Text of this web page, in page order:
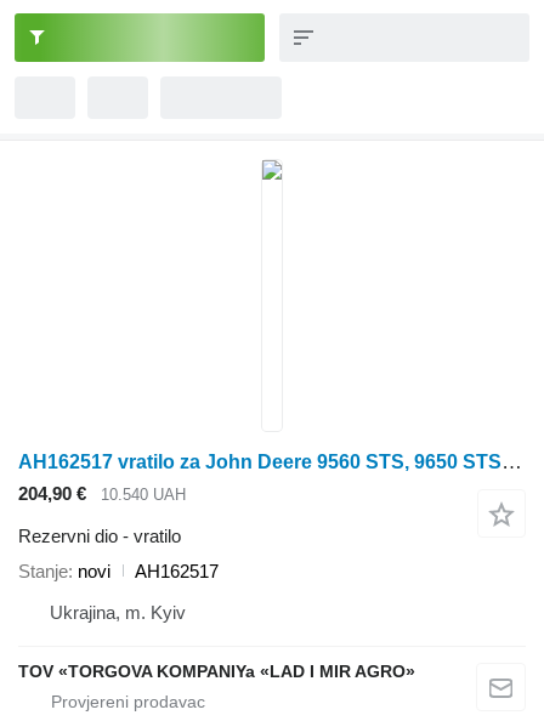
AH162517 vratilo za John Deere 9560 STS, 9650 STS, 9660 STS kombajna za žito
204,90 € 10.540 UAH
Rezervni dio - vratilo
Stanje novi
AH162517
Ukrajina, m. Kyiv
TOV «TORGOVA KOMPANIYa «LAD I MIR AGRO»